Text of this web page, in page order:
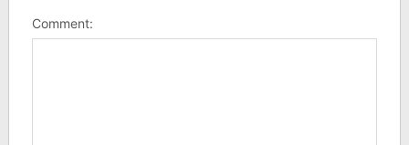
Comment: